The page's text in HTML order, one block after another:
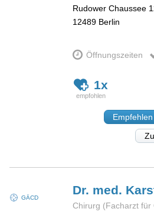
Rudower Chaussee
12489 Berlin
Öffnungszeiten
1x
Empfehlen
GÄCD
Dr. med.
Chirurg (Facharzt für